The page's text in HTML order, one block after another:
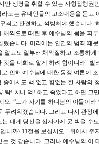
생명을 취할 수 있는 사형집행권
도는 유대인들의 고소내용을 듣고
죄로 판결하고 석방해야 했습니다.
찍으로 때린 후 예수님의 몸을 피
습니다. 머리에는 인간의 범죄 때
고도 일부러 채찍질하고 조롱하
을 너희로 알게 하려 함이니라" 빌
인해 예수님에 대한 동정 여론이
에서도 백 없고 힘없는 한 사람의
! 치니 억! 하고 죽었다고 하면 그
. “그가 자기를 하나님의 아들이
두려워졌습니다. 그리고 다시 관정
내게 당신을 십자가에 못 박을 수
니까? 11절을 보십시오. "위에서 주
것 같습니다. 그러나 예수님의 이